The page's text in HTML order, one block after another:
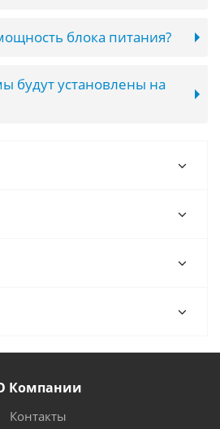
блока питания?
будут установлены на
Компании
Контакты